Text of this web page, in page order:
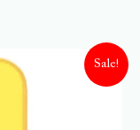
Sale!